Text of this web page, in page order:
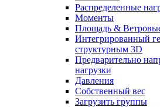
Распределенные
Моменты
Площадь &
Интегрированный
структурным 3D
Предварительно
нагрузки
Давления
Собственный вес
Загрузить группы